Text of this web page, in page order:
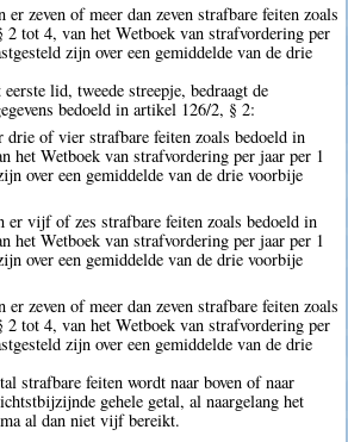
zeven of meer dan zeven strafbare feiten zoals
2 tot 4, van het Wetboek van strafvordering per
zijn over een gemiddelde van de drie
lid, tweede streepje, bedraagt de
bedoeld in artikel 126/2, § 2:
drie of vier strafbare feiten zoals bedoeld in
het Wetboek van strafvordering per jaar per 1
over een gemiddelde van de drie voorbije
er vijf of zes strafbare feiten zoals bedoeld in
het Wetboek van strafvordering per jaar per 1
over een gemiddelde van de drie voorbije
zeven of meer dan zeven strafbare feiten zoals
2 tot 4, van het Wetboek van strafvordering per
zijn over een gemiddelde van de drie
strafbare feiten wordt naar boven of naar
gehele getal, al naargelang het
al dan niet vijf bereikt.